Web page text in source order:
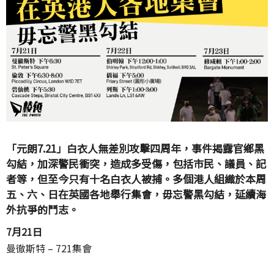
「元朗7.21」白衣人無差別攻擊四周年，事件揭露官鄉黑
勾結，加深警民衝突，造成多受傷，包括市民、議員、記
者等，但至今只有十名白衣人被捕。多個港人組織於本周
五、六、日在英國各地舉行集會，毋忘警黑勾結，延續海
外抗爭的鬥志。
7月21日
曼徹斯特 – 721集會